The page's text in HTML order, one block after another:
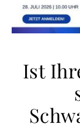
Ist